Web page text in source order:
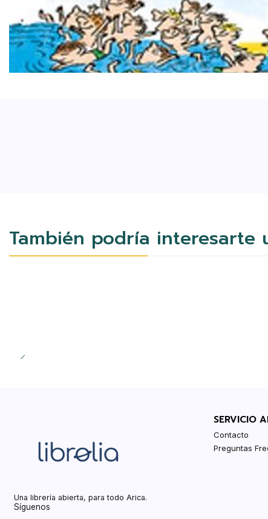
También podría interesarte
Una librería abierta, para todo Arica.
Síguenos
SERVICIO
Contacto
Preguntas